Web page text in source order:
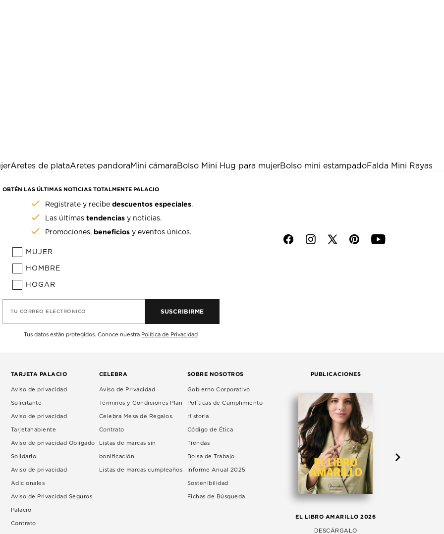
Aretes de plataAretes pandoraMini cámaraBolso Mini Hug para mujerBolso mini estampadoFalda Mini Rayas
OBTÉN LAS ÚLTIMAS NOTICIAS TOTALMENTE PALACIO
Regístrate y recibedescuentos especiales.
Las últimastendencias y noticias.
Promociones, beneficios y eventos únicos.
MUJER
HOMBRE
HOGAR
TU CORREO ELECTRÓNICO SUSCRIBIRME
Tus datos están protegidos. Conoce nuestra Política de Privacidad
f i p y
TARJETA PALACIO
Aviso de privacidad
Solicitante
Aviso de privacidad
Tarjetahabiente
Aviso de privacidad Obligado
Solidario
Aviso de privacidad
Adicionales
Aviso de Privacidad Seguros
Palacio
Contrato
CELEBRA
Aviso de Privacidad
Términos y Condiciones Plan
Celebra Mesa de Regalos.
Contrato
Listas de marcas sin
bonificación
Listas de marcas cumpleaños
SOBRE NOSOTROS
Gobierno Corporativo
Políticas de Cumplimiento
Historia
Código de Ética
Tiendas
Bolsa de Trabajo
Informe Anual 2025
Sostenibilidad
Fichas de Búsqueda
PUBLICACIONES
EL LIBRO AMARILLO 2026
DESCÁRGALO